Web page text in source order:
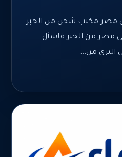
مصر مكتب شحن من الخبر
مصر من الخبر فاسأل
البرى من...